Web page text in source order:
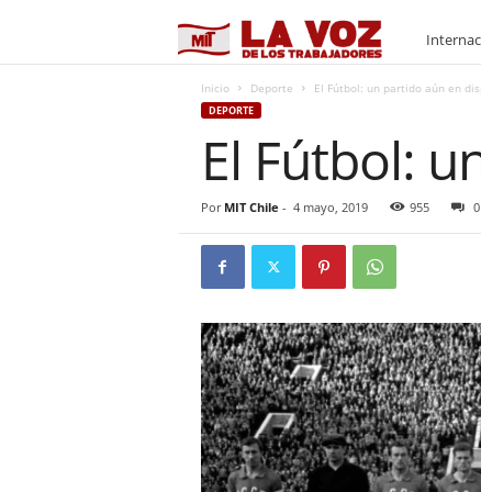
I
Inicio Deporte El Fútbol: un partido aún en
DEPORTE
El Fútbol:
Por MIT Chile - 4 mayo, 2019 955 0